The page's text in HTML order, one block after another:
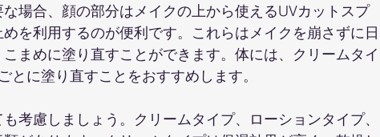
場合、顔の部分はメイクの上から使えるUVカットスプ
を利用するのが便利です。これらはメイクを崩さずに日
まめに塗り直すことができます。体には、クリームタイ
に塗り直すことをおすすめします。
考慮しましょう。クリームタイプ、ローションタイプ、